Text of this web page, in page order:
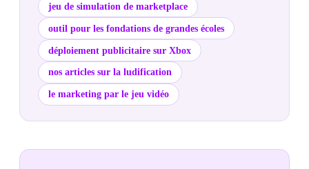
jeu de simulation de marketplace
outil pour les fondations de grandes écoles
déploiement publicitaire sur Xbox
nos articles sur la ludification
le marketing par le jeu vidéo